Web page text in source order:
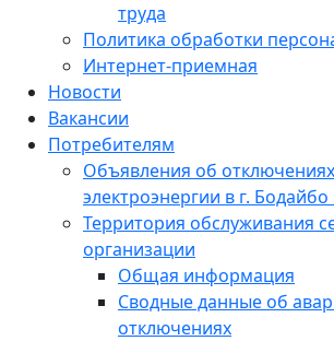
труда
Политика обработки
Интернет-приемная
Новости
Вакансии
Потребителям
Объявления об отключениях
электроэнергии в г.
Территория обслуживания
организации
Общая информация
Сводные данные об
отключениях